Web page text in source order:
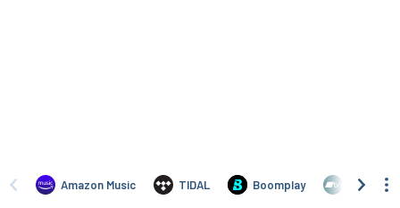
Amazon Music TIDAL Boomplay